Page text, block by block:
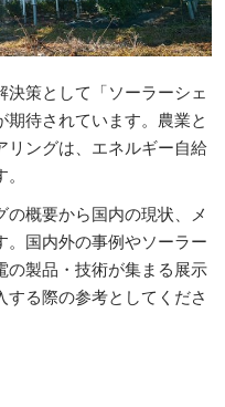
策として「ソーラーシェ
待されています。農業と
リングは、エネルギー自給
概要から国内の現状、メ
。国内外の事例やソーラー
の製品・技術が集まる展示
る際の参考としてくださ